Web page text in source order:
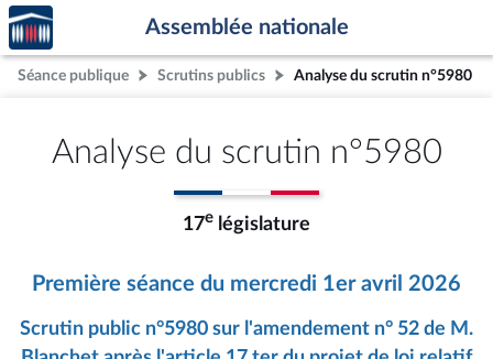
Aller au contenu
Aller en bas de la page
Accèder
à la
page
d'accueil
Assemblée nationale
Séance publique Scrutins publics Analyse du scrutin n°5980
Analyse du scrutin n°5980
17e législature
Première séance du mercredi 1er avril 2026
Scrutin public n°5980 sur l'amendement n° 52 de M.